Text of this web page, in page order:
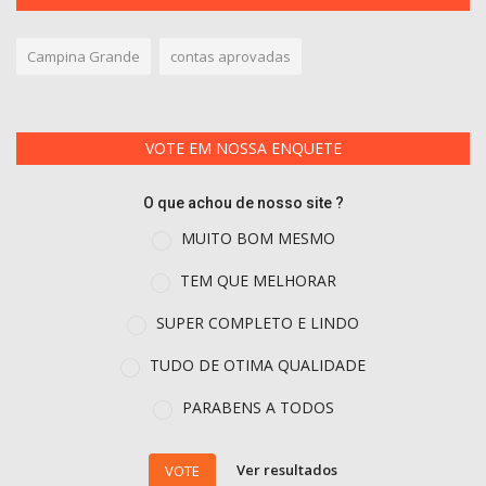
Campina Grande contas aprovadas
VOTE EM NOSSA ENQUETE
O que achou de nosso site ?
MUITO BOM MESMO
TEM QUE MELHORAR
SUPER COMPLETO E LINDO
TUDO DE OTIMA QUALIDADE
PARABENS A TODOS
VOTE Ver resultados